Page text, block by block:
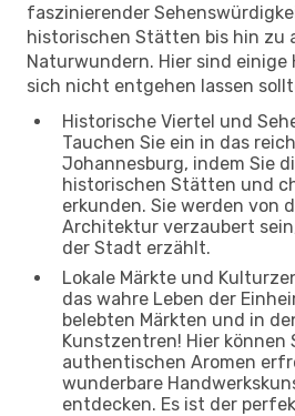
faszinierender
historischen Stätten bis hin zu
Naturwundern. Hier sind einige
sich nicht entgehen lassen
Historische Viertel und
Tauchen Sie ein in das
Johannesburg, indem Sie
historischen Stätten und
erkunden. Sie werden von
Architektur verzaubert
der Stadt erzählt.
Lokale Märkte und
das wahre Leben der
belebten Märkten und in
Kunstzentren! Hier können
authentischen Aromen
wunderbare
entdecken. Es ist der